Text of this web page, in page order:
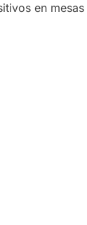
en